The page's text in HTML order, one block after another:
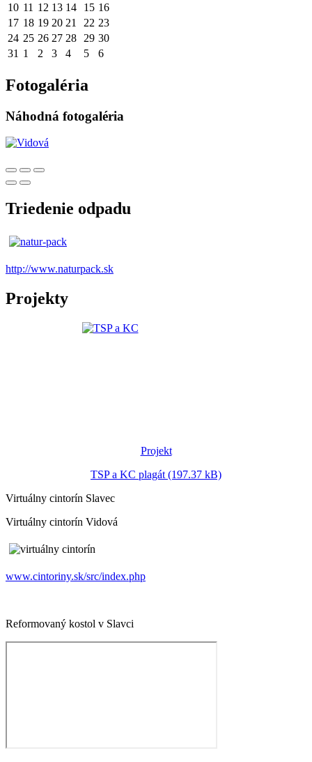
10 11 12 13 14 15 16
17 18 19 20 21 22 23
24 25 26 27 28 29 30
31 1 2 3 4 5 6
Fotogaléria
Náhodná fotogaléria
Triedenie odpadu
http://www.naturpack.sk
Projekty
Projekt
TSP a KC plagát (197.37 kB)
Virtuálny cintorín Slavec
Virtuálny cintorín Vidová
www.cintoriny.sk/src/index.php
Reformovaný kostol v Slavci